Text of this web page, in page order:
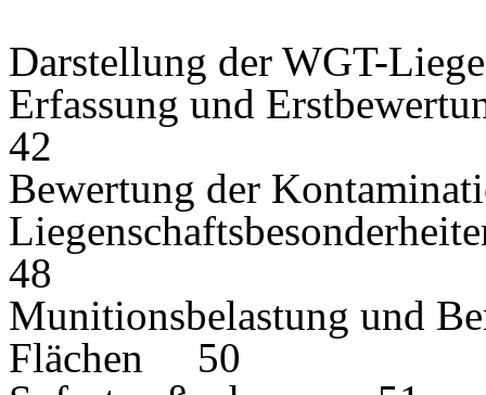
Darstellung der WGT-
Erfassung und
42
Bewertung der
48
Munitionsbelastung und
Flächen 50